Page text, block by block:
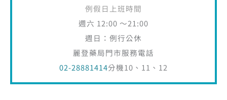
例假日上班時間
週六 12:00 ～21:00
週日：例行公休
麗登藥局門市服務電話
02-28881414分機10、11、12